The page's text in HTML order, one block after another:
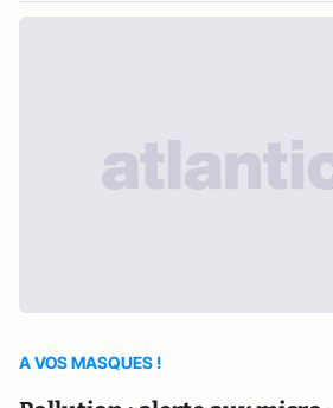
A VOS MASQUES !